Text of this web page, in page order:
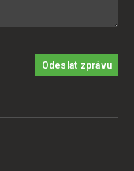
Odeslat zprávu